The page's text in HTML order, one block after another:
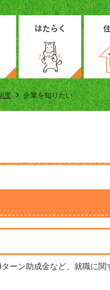
度 企業を知りたい
ーン助成金など、就職に関